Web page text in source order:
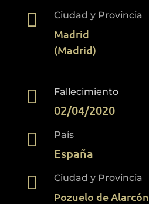
 Ciudad y Provincia
Madrid
(Madrid)
 Fallecimiento
02/04/2020
 País
España
 Ciudad y Provincia
Pozuelo de Alarcón